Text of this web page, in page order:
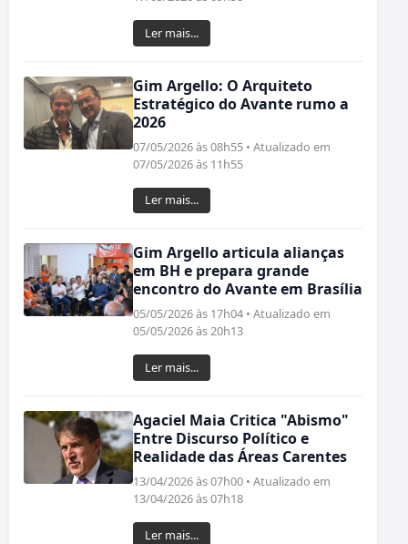
Ler mais...
Gim Argello: O Arquiteto
Estratégico do Avante rumo a
2026
07/05/2026 às 08h55 • Atualizado em
07/05/2026 às 11h55
Ler mais...
Gim Argello articula alianças
em BH e prepara grande
encontro do Avante em Brasília
05/05/2026 às 17h04 • Atualizado em
05/05/2026 às 20h13
Ler mais...
Agaciel Maia Critica "Abismo"
Entre Discurso Político e
Realidade das Áreas Carentes
13/04/2026 às 07h00 • Atualizado em
13/04/2026 às 07h18
Ler mais...